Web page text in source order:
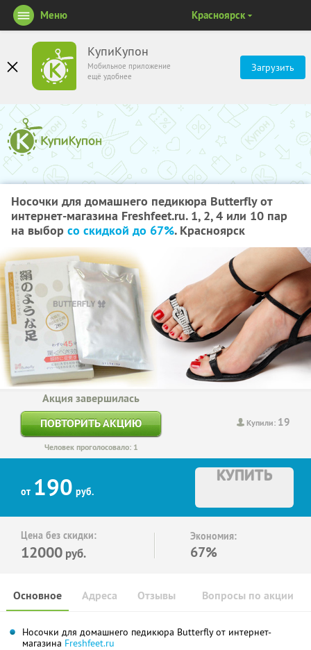
КупиКупон
Мобильное приложение
ещё удобнее
Загрузить
Меню Красноярск
Носочки для домашнего педикюра Butterfly от
интернет-магазина Freshfeet.ru. 1, 2, 4 или 10 пар
на выбор со скидкой до 67%. Красноярск
Купили: 19
Акция завершилась
ПОВТОРИТЬ АКЦИЮ
Человек проголосовало: 1
от 190 руб.
КУПИТЬ
Цена без скидки:
12000 руб.
Экономия:
67%
Основное Отзывы Вопросы по акции
Адреса
Носочки для домашнего педикюра Butterfly от интернет-
магазина Freshfeet.ru